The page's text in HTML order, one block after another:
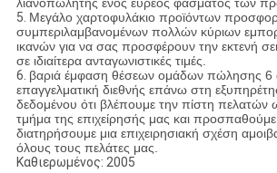
λιανοπωλητής ενός ευρέος φάσματος των
5. Μεγάλο χαρτοφυλάκιο προϊόντων
συμπεριλαμβανομένων πολλών κύριων
ικανών για να σας προσφέρουν την εκτενή
σε ιδιαίτερα ανταγωνιστικές τιμές.
6. βαριά έμφαση θέσεων ομάδων πώλησης
επαγγελματική διεθνής επάνω στη
δεδομένου ότι βλέπουμε την πίστη
τμήμα της επιχείρησής μας και
διατηρήσουμε μια επιχειρησιακή σχέση
όλους τους πελάτες μας.
Καθιερωμένος: 2005